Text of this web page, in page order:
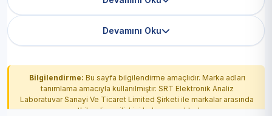
Devamını Oku
Bilgilendirme: Bu sayfa bilgilendirme amaçlıdır. Marka adları
tanımlama amacıyla kullanılmıştır. SRT Elektronik Analiz
Laboratuvar Sanayi Ve Ticaret Limited Şirketi ile markalar arasında
yetkilendirme ilişkisi bulunmamaktadır.